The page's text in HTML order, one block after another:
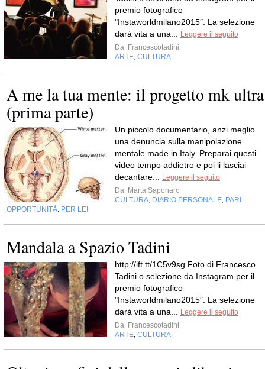
premio fotografico
"Instaworldmilano2015″. La selezione
darà vita a una...
Leggere il seguito
Da Francescotadini
ARTE CULTURA
A me la tua mente: il progetto mk ultra
(prima parte)
Un piccolo documentario, anzi meglio
una denuncia sulla manipolazione
mentale made in Italy. Preparai questi
video tempo addietro e poi li lasciai
decantare...
Leggere il seguito
Da Marta Saponaro
CULTURA DIARIO PERSONALE PARI
OPPORTUNITÀ PER LEI
Mandala a Spazio Tadini
http://ift.tt/1C5v9sg Foto di Francesco
Tadini o selezione da Instagram per il
premio fotografico
"Instaworldmilano2015″. La selezione
darà vita a una...
Leggere il seguito
Da Francescotadini
ARTE CULTURA